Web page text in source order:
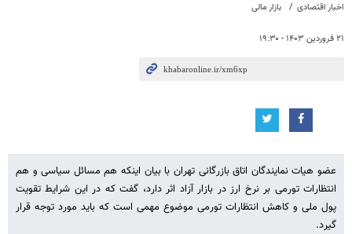
اخبار اقتصادی بازار مالی
۲۱ فروردین ۱۴۰۳ - ۱۹:۳۰
عضو هیات نمایندگان اتاق بازرگانی تهران با بیان اینکه هم مسائل سیاسی و هم
انتظارات تورمی بر نرخ ارز در بازار آزاد اثر دارد، گفت که در این شرایط تقویت
پول ملی و کاهش انتظارات تورمی موضوع مهمی است که باید مورد توجه قرار
گیرد.